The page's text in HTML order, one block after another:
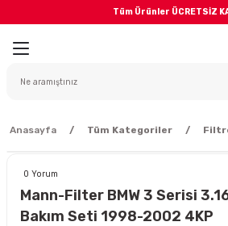
Tüm Ürünler ÜCRETSİZ
Geri Dön
Anasayfa Tüm Kategoriler
0 Yorum
Mann-Filter BMW 3 Serisi
Bakım Seti 1998-2002 4KP